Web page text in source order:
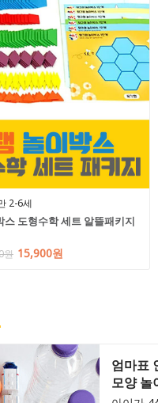
2-6세
도형수학 세트 알뜰패키지
원 15,900원
엄마표
모양 놀